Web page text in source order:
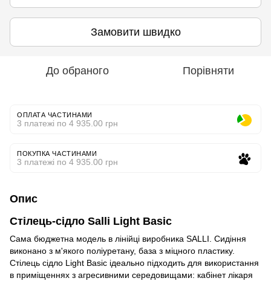
Замовити швидко
До обраного Порівняти
ОПЛАТА ЧАСТИНАМИ
3 платежі по 4 935.00 грн
ПОКУПКА ЧАСТИНАМИ
3 платежі по 4 935.00 грн
Опис
Стілець-сідло Salli Light Basic
Сама бюджетна модель в лінійці виробника SALLI. Сидіння
виконано з м'якого поліуретану, база з міцного пластику.
Стілець сідло Light Basic ідеально підходить для використання
в приміщеннях з агресивними середовищами: кабінет лікаря